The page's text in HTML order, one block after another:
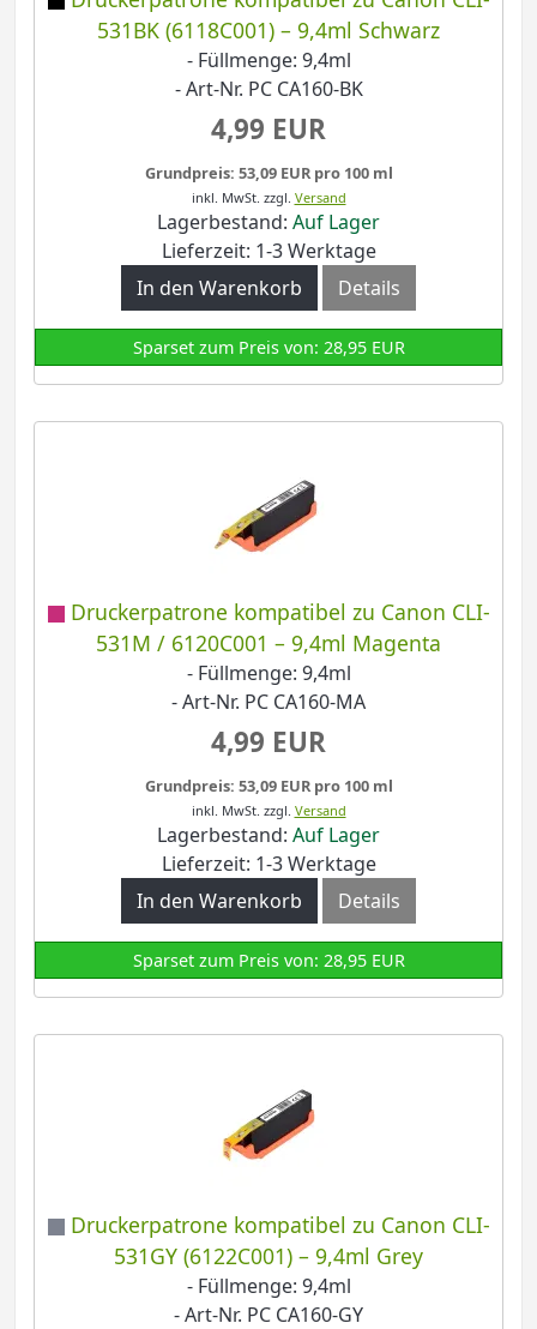
531BK (6118C001) – 9,4ml Schwarz
- Füllmenge: 9,4ml
- Art-Nr. PC CA160-BK
4,99 EUR
Grundpreis: 53,09 EUR pro 100 ml
inkl. MwSt. zzgl. Versand
Lagerbestand: Auf Lager
Lieferzeit: 1-3 Werktage
In den Warenkorb
Details
Sparset zum Preis von: 28,95 EUR
Druckerpatrone kompatibel zu Canon CLI-
531M / 6120C001 – 9,4ml Magenta
- Füllmenge: 9,4ml
- Art-Nr. PC CA160-MA
4,99 EUR
Grundpreis: 53,09 EUR pro 100 ml
inkl. MwSt. zzgl. Versand
Lagerbestand: Auf Lager
Lieferzeit: 1-3 Werktage
In den Warenkorb
Details
Sparset zum Preis von: 28,95 EUR
Druckerpatrone kompatibel zu Canon CLI-
531GY (6122C001) – 9,4ml Grey
- Füllmenge: 9,4ml
- Art-Nr. PC CA160-GY